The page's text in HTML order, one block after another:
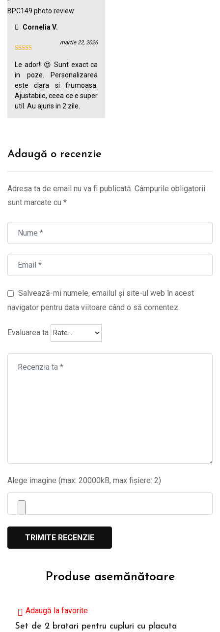
Cornelia V.
martie 22, 2026
Le ador!! 😍 Sunt exact ca
in poze. Personalizarea
este clara si frumoasa.
Ajustabile, ceea ce e super
util. Au ajuns in 2 zile.
Adaugă o recenzie
Adresa ta de email nu va fi publicată. Câmpurile obligatorii
sunt marcate cu *
Salvează-mi numele, emailul și site-ul web în acest
navigator pentru data viitoare când o să comentez.
Evaluarea ta
Alege imagine (max: 20000kB, max fișiere: 2)
Produse asemănătoare
Adaugă la favorite
Set de 2 bratari pentru cupluri cu placuta